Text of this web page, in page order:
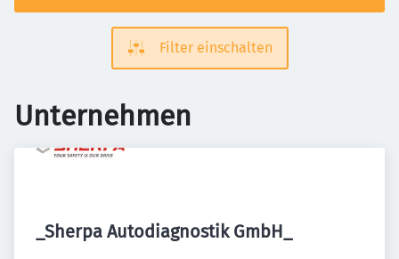
Filter einschalten
Unternehmen
_Sherpa Autodiagnostik GmbH_